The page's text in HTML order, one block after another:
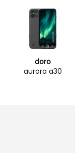
doro
aurora a30